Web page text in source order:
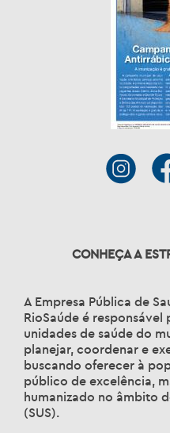
CONHEÇA A
A Empresa Pública de
RioSaúde é
unidades de saúde do
planejar, coordenar e
buscando oferecer à
público de excelência,
humanizado no âmbito
(SUS).